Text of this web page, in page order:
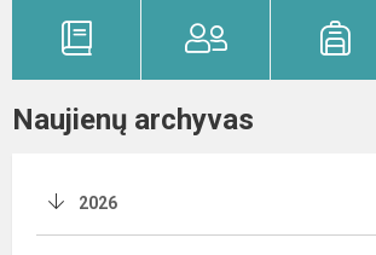
Naujienų archyvas
2026